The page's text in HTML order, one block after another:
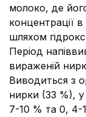
молоко, де
концентрації
шляхом
Період
вираженій
Виводиться з
нирки (33 %), у
7-10 % та 0, 4-